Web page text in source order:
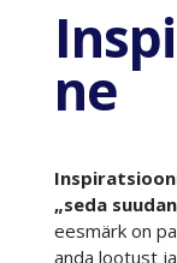
ne
„seda
eesmärk on
anda lootust